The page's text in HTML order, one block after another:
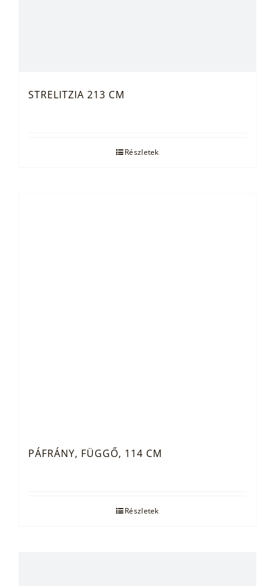
STRELITZIA 213 CM
Részletek
PÁFRÁNY, FÜGGŐ, 114 CM
Részletek